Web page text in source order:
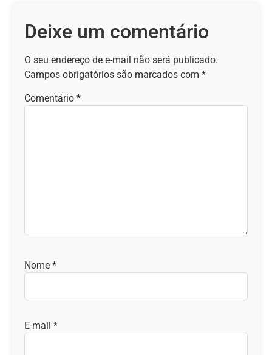
Deixe um comentário
O seu endereço de e-mail não será publicado.
Campos obrigatórios são marcados com *
Comentário *
Nome *
E-mail *